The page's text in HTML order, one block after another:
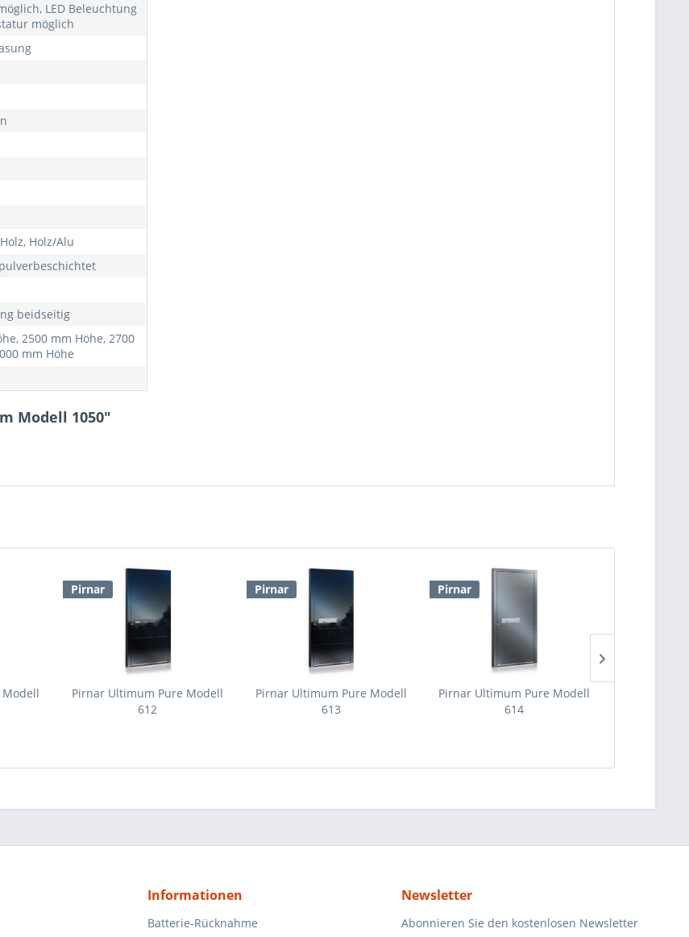
LED Beleuchtung
möglich
Holz/Alu
beidseitig
2500 mm Höhe, 2700
mm Höhe
Modell 1050"
Pirnar
Pirnar Ultimum Pure Modell
612
Pirnar
Pirnar Ultimum Pure Modell
613
Pirnar
Pirnar Ultimum Pure Modell
614
Informationen
Batterie-Rücknahme
Newsletter
Abonnieren Sie den kostenlosen Newsletter